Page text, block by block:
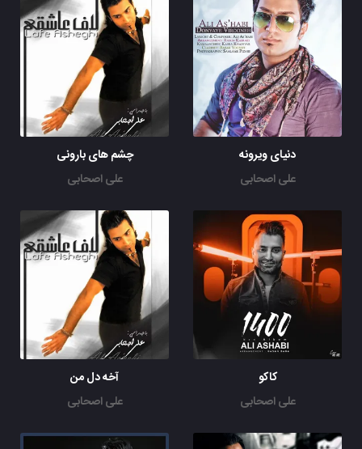
دنیای ویرونه
علی اصحابی
چشم های بارونی
علی اصحابی
کاکو
علی اصحابی
آخه دل من
علی اصحابی